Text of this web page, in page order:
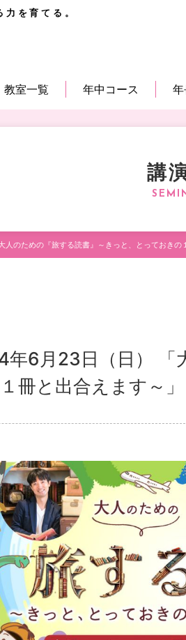
を育てる。
教室一覧 年中コース 年
講
人のための『旅する読書』～きっと、とっておきの
年6月23日（日）
冊と出合えます～」